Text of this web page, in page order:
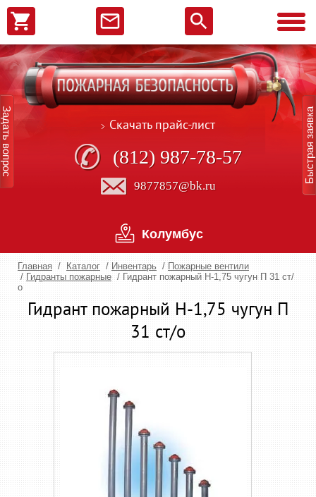
Скачать прайс-лист
(812) 987-78-57
9877857@bk.ru
Колумбус
Главная / Каталог / Инвентарь / Пожарные вентили
/ Гидранты пожарные / Гидрант пожарный Н-1,75 чугун П 31 ст/
о
Гидрант пожарный Н-1,75 чугун П
31 ст/о
Быстрая заявка
Задать вопрос